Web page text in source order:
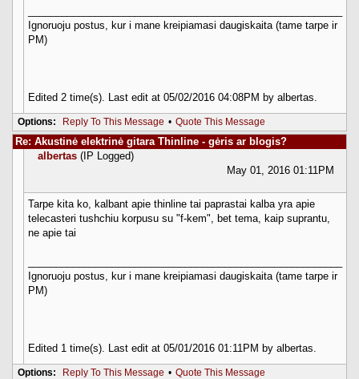
Ignoruoju postus, kur i mane kreipiamasi daugiskaita (tame tarpe ir
PM)
Edited 2 time(s). Last edit at 05/02/2016 04:08PM by albertas.
Options: Reply To This Message • Quote This Message
Re: Akustinė elektrinė gitara Thinline - gėris ar blogis?
albertas (IP Logged)
May 01, 2016 01:11PM
Tarpe kita ko, kalbant apie thinline tai paprastai kalba yra apie
telecasteri tushchiu korpusu su "f-kem", bet tema, kaip suprantu,
ne apie tai
Ignoruoju postus, kur i mane kreipiamasi daugiskaita (tame tarpe ir
PM)
Edited 1 time(s). Last edit at 05/01/2016 01:11PM by albertas.
Options: Reply To This Message • Quote This Message